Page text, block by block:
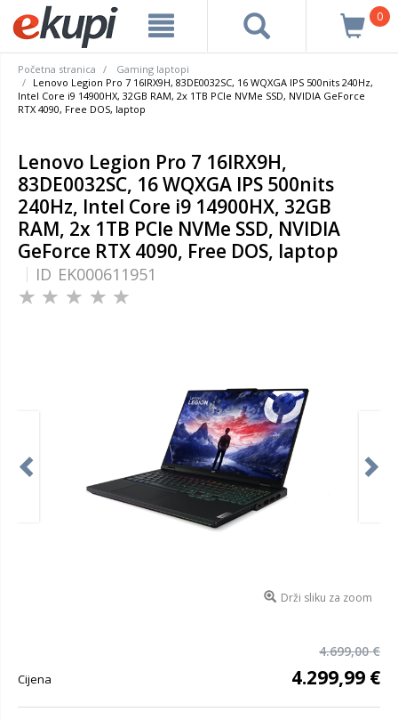
0
Početna stranica
Gaming laptopi
Lenovo Legion Pro 7 16IRX9H, 83DE0032SC, 16 WQXGA IPS 500nits 240Hz,
Intel Core i9 14900HX, 32GB RAM, 2x 1TB PCIe NVMe SSD, NVIDIA GeForce
RTX 4090, Free DOS, laptop
Lenovo Legion Pro 7 16IRX9H,
83DE0032SC, 16 WQXGA IPS 500nits
240Hz, Intel Core i9 14900HX, 32GB
RAM, 2x 1TB PCIe NVMe SSD, NVIDIA
GeForce RTX 4090, Free DOS, laptop
ID EK000611951
Drži sliku za zoom
4.699,00 €
Cijena 4.299,99 €